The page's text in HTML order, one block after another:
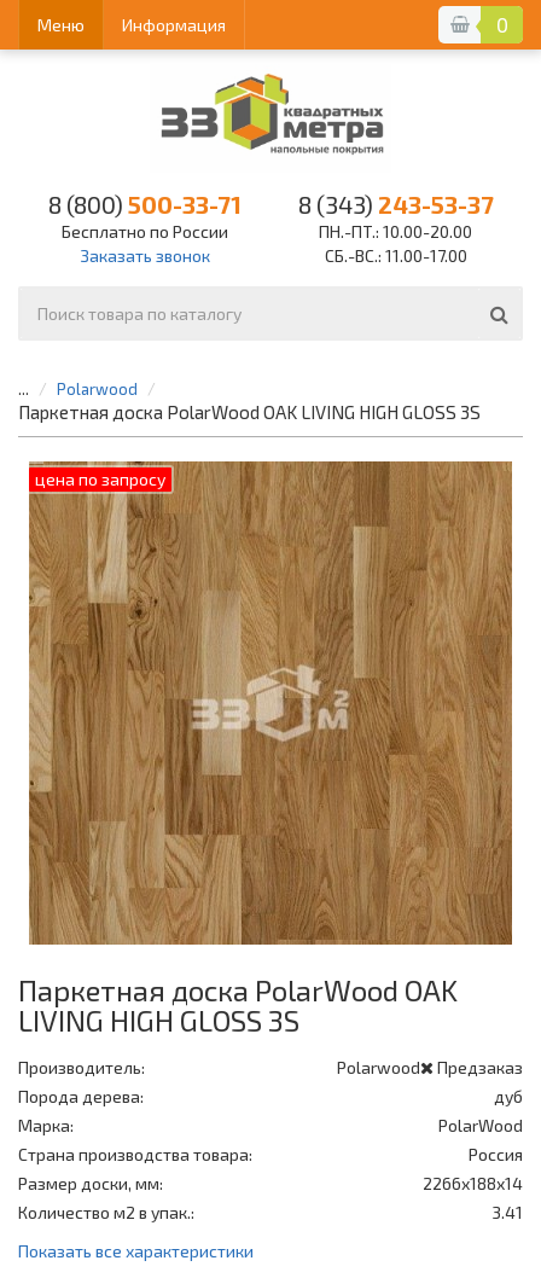
0
Меню Информация
8 (800) 500-33-71
Бесплатно по России
Заказать звонок
8 (343) 243-53-37
ПН.-ПТ.: 10.00-20.00
СБ.-ВС.: 11.00-17.00
... Polarwood
Паркетная доска PolarWood OAK LIVING HIGH GLOSS 3S
цена по запросу
Паркетная доска PolarWood OAK
LIVING HIGH GLOSS 3S
Предзаказ
Производитель:
Polarwood
Порода дерева:
дуб
Марка:
PolarWood
Страна производства товара:
Россия
Размер доски, мм:
2266х188х14
Количество м2 в упак.:
3.41
Показать все характеристики